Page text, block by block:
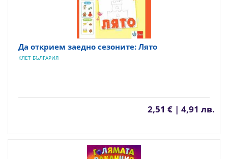
Да открием заедно сезоните: Лято
КЛЕТ БЪЛГАРИЯ
2,51 € | 4,91 лв.